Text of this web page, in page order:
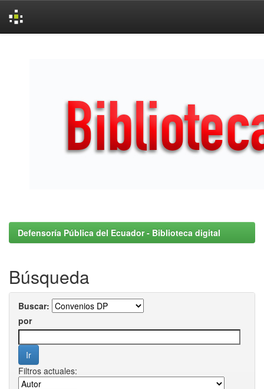
Defensoría Pública del Ecuador - Biblioteca digital
Búsqueda
Buscar:
por
Filtros actuales: